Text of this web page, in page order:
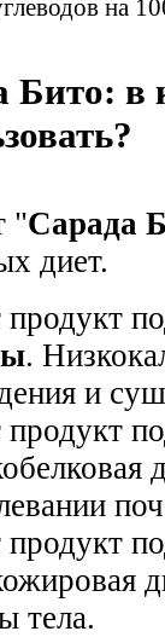
на
Бито: в
"Сарада
диет.
продукт
.
и
продукт
продукт
тела.